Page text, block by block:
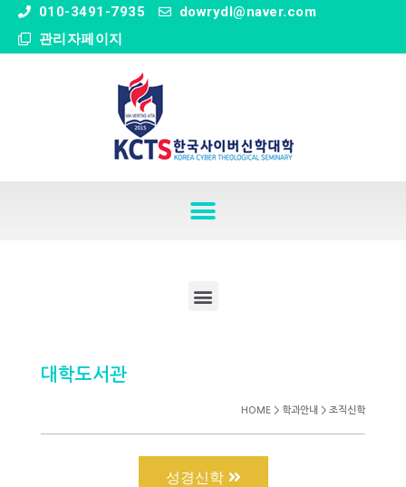
010-3491-7935
dowrydl@naver.com
관리자페이지
대학도서관
HOME > 학과안내 > 조직신학
성경신학